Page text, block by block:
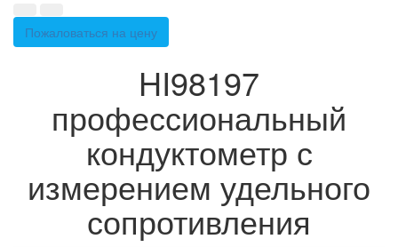
Пожаловаться на цену
HI98197
профессиональный
кондуктометр с
измерением удельного
сопротивления